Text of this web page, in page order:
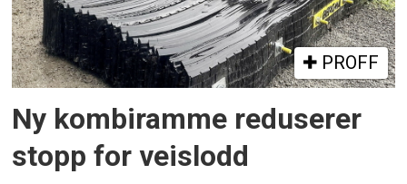
PROFF
Ny kombiramme reduserer
stopp for veislodd